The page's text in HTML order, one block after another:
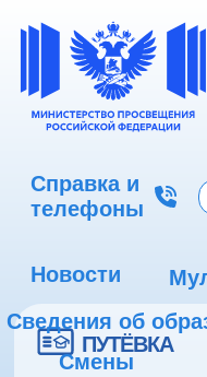
Справка и
телефоны
Новости
Сведения об
Смены
ПУТЁВКА